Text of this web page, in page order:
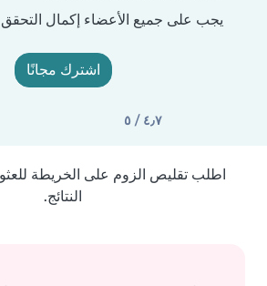
يجب على جميع الأعضاء إكمال التحقق
اشترك مجانًا
٤٫٧ / ٥
اطلب تقليص الزوم على الخريطة
النتائج.